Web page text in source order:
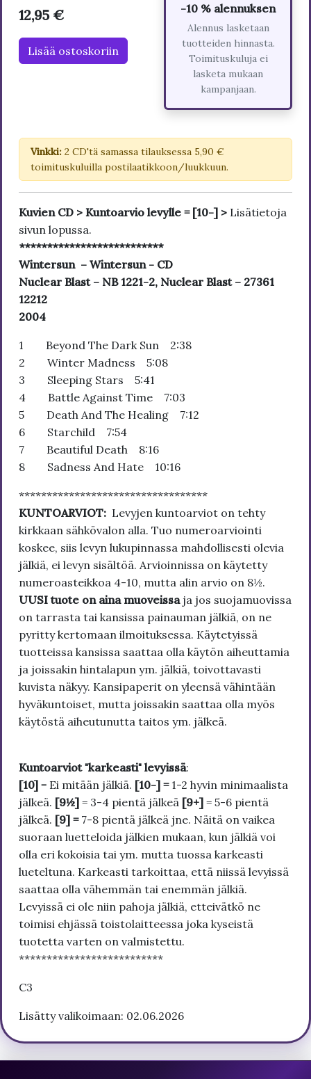
12,95 €
Lisää ostoskoriin
-10 % alennuksen
Alennus lasketaan
tuotteiden hinnasta.
Toimituskuluja ei
lasketa mukaan
kampanjaan.
Vinkki: 2 CD'tä samassa tilauksessa 5,90 €
toimituskuluilla postilaatikkoon/luukkuun.
Kuvien CD > Kuntoarvio levylle = [10-] > Lisätietoja
sivun lopussa.
**************************
Wintersun – Wintersun - CD
Nuclear Blast – NB 1221-2, Nuclear Blast – 27361
12212
2004
1 Beyond The Dark Sun 2:38
2 Winter Madness 5:08
3 Sleeping Stars 5:41
4 Battle Against Time 7:03
5 Death And The Healing 7:12
6 Starchild 7:54
7 Beautiful Death 8:16
8 Sadness And Hate 10:16
**********************************
KUNTOARVIOT: Levyjen kuntoarviot on tehty
kirkkaan sähkövalon alla. Tuo numeroarviointi
koskee, siis levyn lukupinnassa mahdollisesti olevia
jälkiä, ei levyn sisältöä. Arvioinnissa on käytetty
numeroasteikkoa 4-10, mutta alin arvio on 8½.
UUSI tuote on aina muoveissa ja jos suojamuovissa
on tarrasta tai kansissa painauman jälkiä, on ne
pyritty kertomaan ilmoituksessa. Käytetyissä
tuotteissa kansissa saattaa olla käytön aiheuttamia
ja joissakin hintalapun ym. jälkiä, toivottavasti
kuvista näkyy. Kansipaperit on yleensä vähintään
hyväkuntoiset, mutta joissakin saattaa olla myös
käytöstä aiheutunutta taitos ym. jälkeä.
Kuntoarviot "karkeasti" levyissä:
[10] = Ei mitään jälkiä. [10-] = 1-2 hyvin minimaalista
jälkeä. [9½] = 3-4 pientä jälkeä [9+] = 5-6 pientä
jälkeä. [9] = 7-8 pientä jälkeä jne. Näitä on vaikea
suoraan luetteloida jälkien mukaan, kun jälkiä voi
olla eri kokoisia tai ym. mutta tuossa karkeasti
lueteltuna. Karkeasti tarkoittaa, että niissä levyissä
saattaa olla vähemmän tai enemmän jälkiä.
Levyissä ei ole niin pahoja jälkiä, etteivätkö ne
toimisi ehjässä toistolaitteessa joka kyseistä
tuotetta varten on valmistettu.
**************************
C3
Lisätty valikoimaan: 02.06.2026